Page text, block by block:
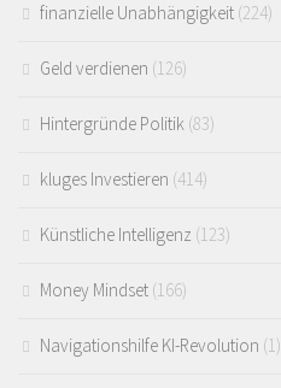
finanzielle Unabhängigkeit (224)
Geld verdienen (126)
Hintergründe Politik (83)
kluges Investieren (414)
Künstliche Intelligenz (123)
Money Mindset (166)
Navigationshilfe KI-Revolution (1)